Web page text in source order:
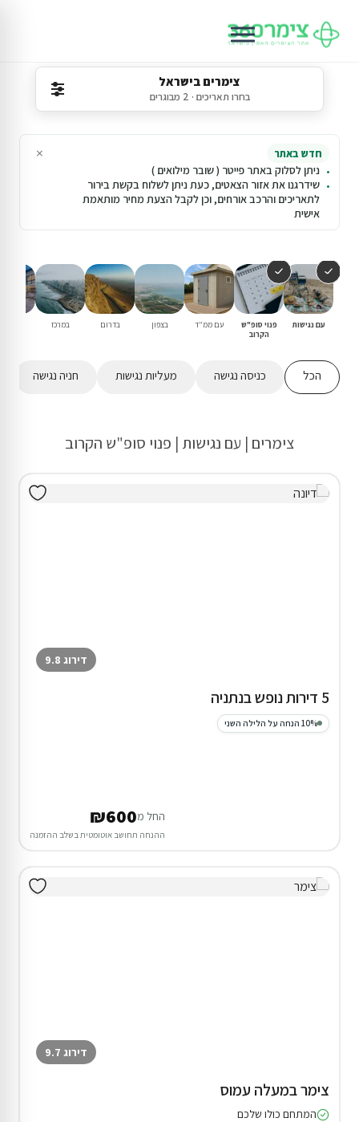
צימרים בישראל
בחרו תאריכים · 2 מבוגרים
חדש באתר
ניתן לסלוק באתר פייטר ( שובר מילואים )
שידרגנו את אזור הצאטים, כעת ניתן לשלוח בקשת בירור
לתאריכים והרכב אורחים, וכן לקבל הצעת מחיר מותאמת
אישית
×
עם נגישות
פנוי סופ"ש
הקרוב
עם ממ"ד בצפון בדרום במרכז
הכל כניסה נגישה מעליות נגישות חניה נגישה
צימרים | עם נגישות | פנוי סופ"ש הקרוב
דירוג 9.8
5 דירות נופש בנתניה
10% הנחה על הלילה השני
החל מ₪600
ההנחה תחושב אוטומטית בשלב ההזמנה
דירוג 9.7
צימר במעלה עמוס
המתחם כולו שלכם